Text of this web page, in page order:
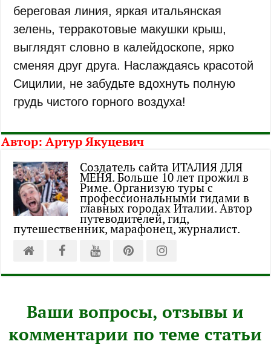
береговая линия, яркая итальянская
зелень, терракотовые макушки крыш,
выглядят словно в калейдоскопе, ярко
сменяя друг друга. Наслаждаясь красотой
Сицилии, не забудьте вдохнуть полную
грудь чистого горного воздуха!
Автор:Артур Якуцевич
Создатель сайта ИТАЛИЯ ДЛЯ
МЕНЯ. Больше 10 лет прожил в
Риме. Организую туры с
профессиональными гидами в
главных городах Италии. Автор
путеводителей, гид,
путешественник, марафонец, журналист.
Ваши вопросы, отзывы и
комментарии по теме статьи